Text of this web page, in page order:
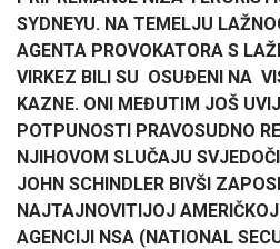
SYDNEYU. NA TEMELJU
AGENTA PROVOKATORA S
VIRKEZ BILI SU OSUĐENI NA
KAZNE. ONI MEĐUTIM JOŠ
POTPUNOSTI PRAVOSUDNO
NJIHOVOM SLUČAJU
JOHN SCHINDLER BIVŠI
NAJTAJNOVITIJOJ
AGENCIJI NSA (NATIONAL